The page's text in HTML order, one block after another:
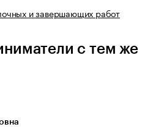
и завершающих работ
с тем же